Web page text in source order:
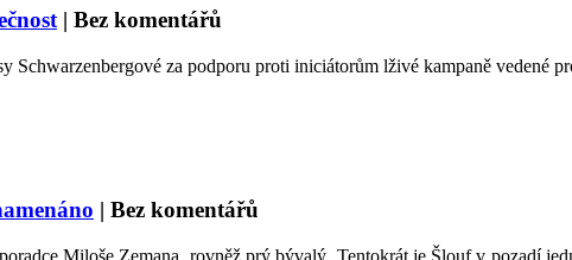
| Bez komentářů
Schwarzenbergové za podporu proti iniciátorům lživé kampaně vedené
| Bez komentářů
Miloše Zemana, rovněž prý bývalý. Tentokrát je Šlouf v pozadí